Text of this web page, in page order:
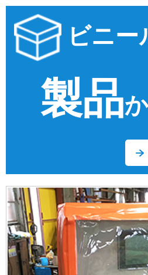
ビニー
製品